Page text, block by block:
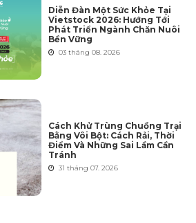
Diễn Đàn Một Sức Khỏe Tại
Vietstock 2026: Hướng Tới
Phát Triển Ngành Chăn Nuôi
Bền Vững
03 tháng 08. 2026
Cách Khử Trùng Chuồng Trại
Bằng Vôi Bột: Cách Rải, Thời
Điểm Và Những Sai Lầm Cần
Tránh
31 tháng 07. 2026